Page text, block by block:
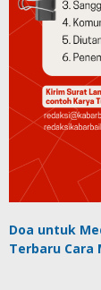
Doa untuk
Terbaru Cara